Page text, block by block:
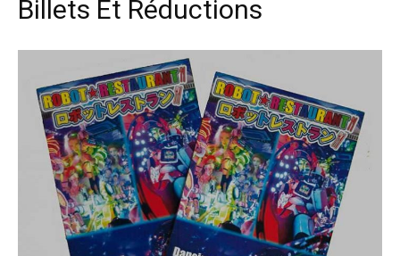
Billets Et Réductions